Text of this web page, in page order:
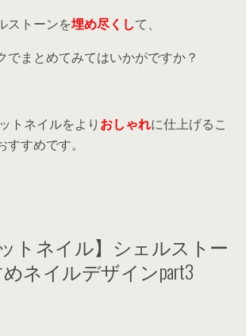
ストーンを埋め尽くして、
でまとめてみてはいかがですか？
トネイルをより おしゃれに仕上げるこ
すめです。
ットネイル】シェルストー
ネイルデザインpart3